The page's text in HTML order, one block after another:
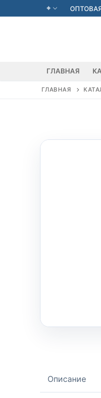
к
ГЛАВНАЯ
ГЛАВНАЯ
Описание